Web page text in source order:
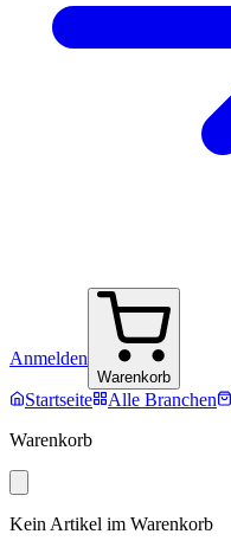
Anmelden
Warenkorb
Startseite Alle Branchen
Warenkorb
Kein Artikel im Warenkorb